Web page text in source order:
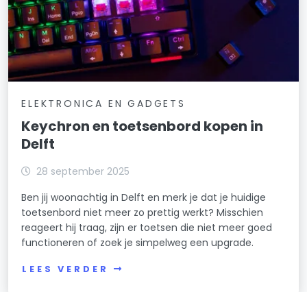
ELEKTRONICA EN GADGETS
Keychron en toetsenbord kopen in
Delft
28 september 2025
Ben jij woonachtig in Delft en merk je dat je huidige
toetsenbord niet meer zo prettig werkt? Misschien
reageert hij traag, zijn er toetsen die niet meer goed
functioneren of zoek je simpelweg een upgrade.
LEES VERDER